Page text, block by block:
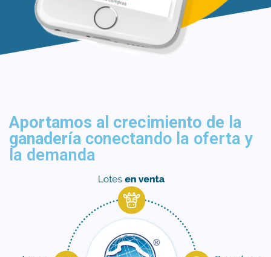
Aportamos al crecimiento de la
ganadería conectando la oferta y
la demanda